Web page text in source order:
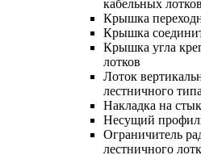
кабельных лотков
Крышка
Крышка
Крышка угла
лотков
Лоток
лестничного типа
Накладка на
Несущий
Ограничитель
лестничного